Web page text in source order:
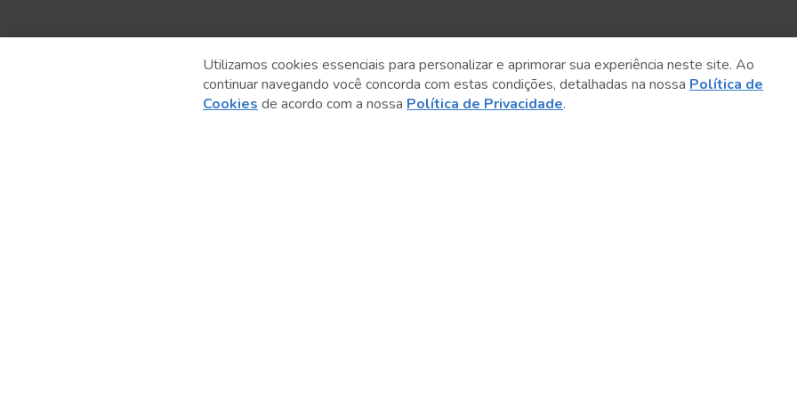
Anterior
Utilizamos cookies essenciais para personalizar e aprimorar sua experiência neste site. Ao
continuar navegando você concorda com estas condições, detalhadas na nossa Política de
Cookies de acordo com a nossa Política de Privacidade.